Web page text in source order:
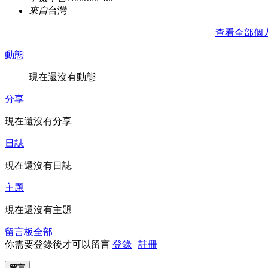
來自台灣
查看全部個
動態
現在還沒有動態
分享
現在還沒有分享
日誌
現在還沒有日誌
主題
現在還沒有主題
留言板全部
你需要登錄後才可以留言 登錄 | 註冊